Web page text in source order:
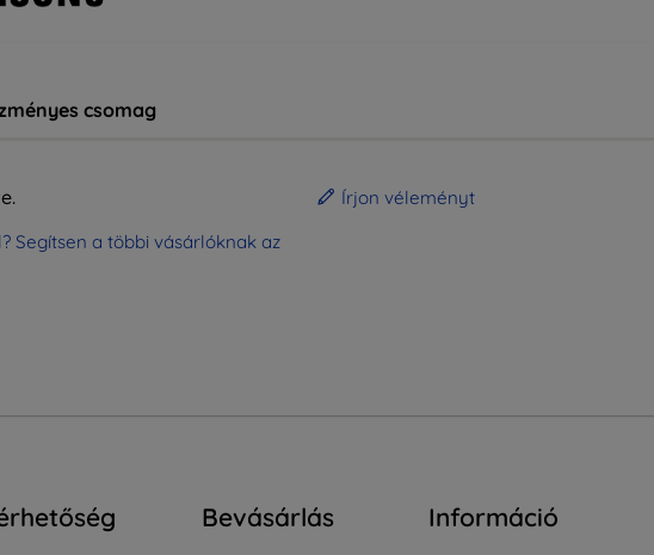
csomag
Segítsen a többi vásárlóknak az
Írjon véleményt
Bevásárlás Információ